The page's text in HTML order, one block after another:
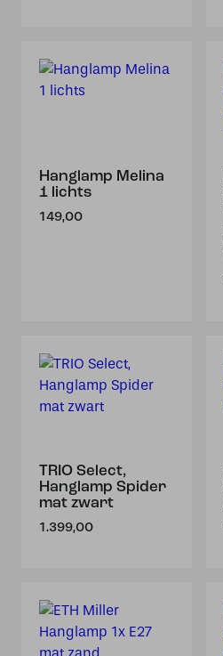
Hanglamp Melina
1 lichts
149,00
TRIO Select,
Hanglamp Spider
mat zwart
1.399,00